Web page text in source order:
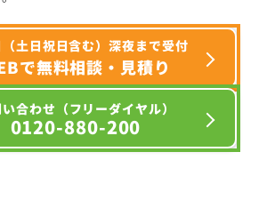
土日祝日含む）深夜まで受付
で無料相談・見積り
合わせ（フリーダイヤル）
0120-880-200